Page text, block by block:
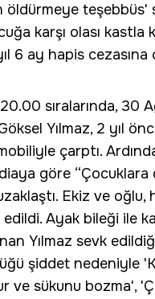
öldürmeye teşebbüs'
karşı olası
6 ay hapis cezasına
sıralarında, 30
Yılmaz, 2 yıl
çarptı.
göre
Ekiz ve oğlu,
Ayak bileği ile
Yılmaz sevk
şiddet nedeniyle
ve sükunu bozma',